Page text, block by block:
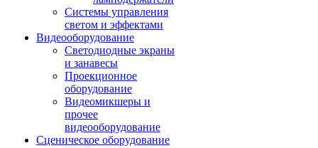
Системы управления
светом и эффектами
Видеооборудование
Светодиодные экраны
и занавесы
Проекционное
оборудование
Видеомикшеры и
прочее
видеооборудование
Сценическое оборудование